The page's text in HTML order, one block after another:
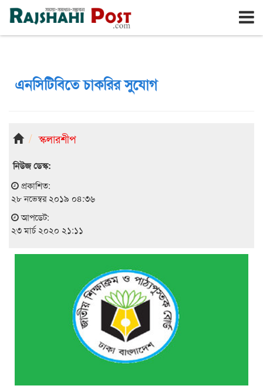
রাজশাহী শুক্রবার, ৭ই আগস্ট ২০২৬, ২৪শে শ্রাবণ ১৪৩৩
এনসিটিবিতে চাকরির সুযোগ
স্কলারশীপ
নিউজ ডেস্ক:
প্রকাশিত:
২৮ নভেম্বর ২০১৯ ০৪:৩৬
আপডেট:
২৩ মার্চ ২০২০ ২১:১১